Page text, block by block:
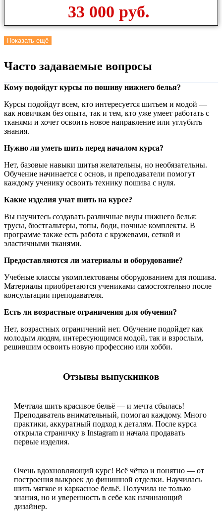
33 000 руб.
Показать ещё
Часто задаваемые вопросы
Кому подойдут курсы по пошиву нижнего белья?
Курсы подойдут всем, кто интересуется шитьем и модой —
как новичкам без опыта, так и тем, кто уже умеет работать с
тканями и хочет освоить новое направление или углубить
знания.
Нужно ли уметь шить перед началом курса?
Нет, базовые навыки шитья желательны, но необязательны.
Обучение начинается с основ, и преподаватели помогут
каждому ученику освоить технику пошива с нуля.
Какие изделия учат шить на курсе?
Вы научитесь создавать различные виды нижнего белья:
трусы, бюстгальтеры, топы, боди, ночные комплекты. В
программе также есть работа с кружевами, сеткой и
эластичными тканями.
Предоставляются ли материалы и оборудование?
Учебные классы укомплектованы оборудованием для пошива.
Материалы приобретаются учениками самостоятельно после
консультации преподавателя.
Есть ли возрастные ограничения для обучения?
Нет, возрастных ограничений нет. Обучение подойдет как
молодым людям, интересующимся модой, так и взрослым,
решившим освоить новую профессию или хобби.
Отзывы выпускников
Мечтала шить красивое бельё — и мечта сбылась!
Преподаватель внимательный, помогал каждому. Много
практики, аккуратный подход к деталям. После курса
открыла страничку в Instagram и начала продавать
первые изделия.
Очень вдохновляющий курс! Всё чётко и понятно — от
построения выкроек до финишной отделки. Научилась
шить мягкое и каркасное бельё. Получила не только
знания, но и уверенность в себе как начинающий
дизайнер.